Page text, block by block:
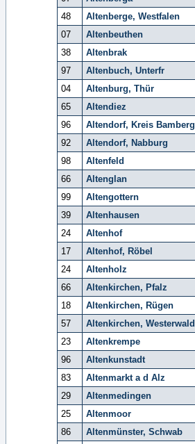
48
Altenberge, Westfalen
07
Altenbeuthen
38
Altenbrak
97
Altenbuch, Unterfr
04
Altenburg, Thür
65
Altendiez
96
Altendorf, Kreis Bamberg
92
Altendorf, Nabburg
98
Altenfeld
66
Altenglan
99
Altengottern
39
Altenhausen
24
Altenhof
17
Altenhof, Röbel
24
Altenholz
66
Altenkirchen, Pfalz
18
Altenkirchen, Rügen
57
Altenkirchen, Westerwald
23
Altenkrempe
96
Altenkunstadt
83
Altenmarkt a d Alz
29
Altenmedingen
25
Altenmoor
86
Altenmünster, Schwab